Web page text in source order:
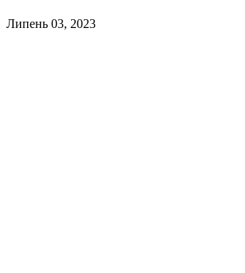
Липень 03, 2023